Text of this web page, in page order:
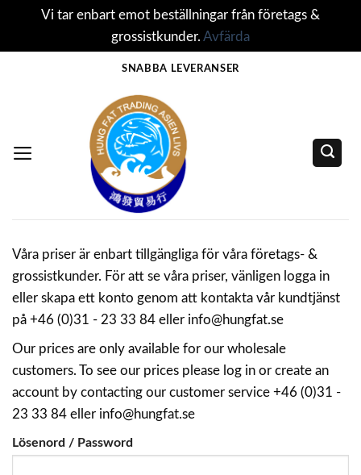
Vi tar enbart emot beställningar från företags &
grossistkunder. Avfärda
SNABBA LEVERANSER
Våra priser är enbart tillgängliga för våra företags- &
grossistkunder. För att se våra priser, vänligen logga in
eller skapa ett konto genom att kontakta vår kundtjänst
på +46 (0)31 - 23 33 84 eller info@hungfat.se
Our prices are only available for our wholesale
customers. To see our prices please log in or create an
account by contacting our customer service +46 (0)31 -
23 33 84 eller info@hungfat.se
Lösenord / Password